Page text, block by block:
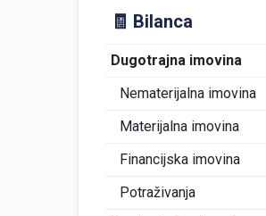
🧾 Bilanca
Dugotrajna imovina
Nematerijalna imovina
Materijalna imovina
Financijska imovina
Potraživanja